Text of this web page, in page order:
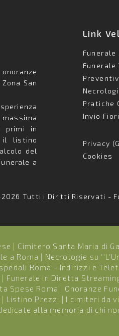
San
primi in
il listino
del
a
Link
Funerale
Funerale
Pratiche
Invio Fiori
Privacy
Cookies
Tutti i Diritti Riservati -
| Cimitero Santa Maria di
a Roma | Necrologie su
Roma - Indirizzi e
| Funerale in Diretta
Spese Roma | Onoranze
| Listino Prezzi | I cimiteri da
alla memoria di chi